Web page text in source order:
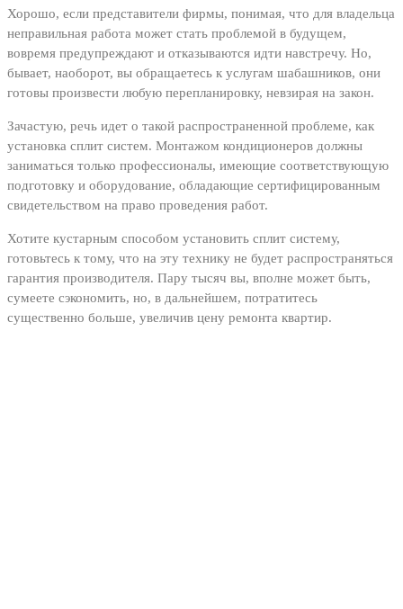
Хорошо, если представители фирмы, понимая, что для владельца
неправильная работа может стать проблемой в будущем,
вовремя предупреждают и отказываются идти навстречу. Но,
бывает, наоборот, вы обращаетесь к услугам шабашников, они
готовы произвести любую перепланировку, невзирая на закон.
Зачастую, речь идет о такой распространенной проблеме, как
установка сплит систем. Монтажом кондиционеров должны
заниматься только профессионалы, имеющие соответствующую
подготовку и оборудование, обладающие сертифицированным
свидетельством на право проведения работ.
Хотите кустарным способом установить сплит систему,
готовьтесь к тому, что на эту технику не будет распространяться
гарантия производителя. Пару тысяч вы, вполне может быть,
сумеете сэкономить, но, в дальнейшем, потратитесь
существенно больше, увеличив цену ремонта квартир.